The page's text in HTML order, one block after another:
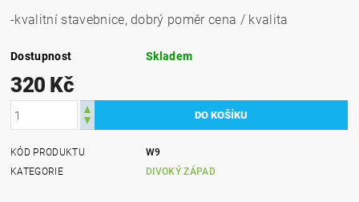
-kvalitní stavebnice, dobrý poměr cena / kvalita
Dostupnost Skladem
320 Kč
KÓD PRODUKTU
W9
KATEGORIE
DIVOKÝ ZÁPAD